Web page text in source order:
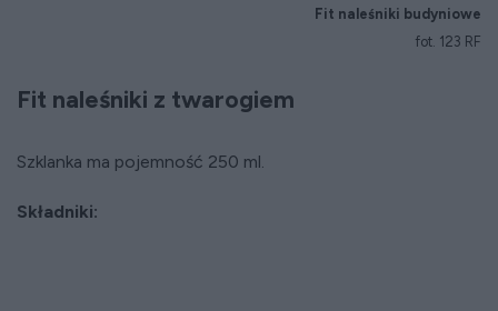
Fit naleśniki budyniowe
fot. 123 RF
Fit naleśniki z twarogiem
Szklanka ma pojemność 250 ml.
Składniki: